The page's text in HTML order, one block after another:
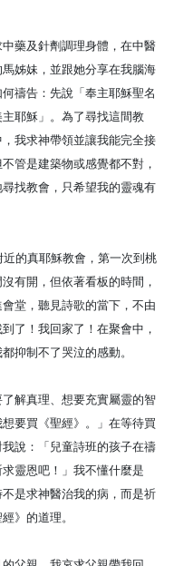
藥及針劑調理身體，在中醫
姊妹，並跟她分享在我腦海
禱告：先說「奉主耶穌聖名
耶穌」。為了尋找這間教
我求神帶領並讓我能完全接
管是建築物或感覺都不對，
找教會，只希望我的靈魂有
的真耶穌教會，第一次到桃
有開，但依著看板的時間，
堂，聽見詩歌的當下，不由
了！我回家了！在聚會中，
抑制不了哭泣的感動。
解真理、想要充實屬靈的智
要買《聖經》。」在等待買
說：「兒童詩班的孩子在禱
靈恩吧！」我不懂什麼是
是求神醫治我的病，而是祈
》的道理。